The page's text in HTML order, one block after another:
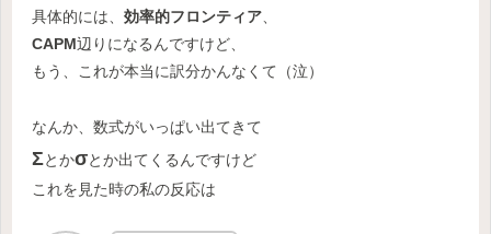
具体的には、 効率的フロンティア、
CAPM辺りになるんですけど、
もう、これが本当に訳分かんなくて（泣）
なんか、数式がいっぱい出てきて
Σとかσとか出てくるんですけど
これを見た時の私の反応は